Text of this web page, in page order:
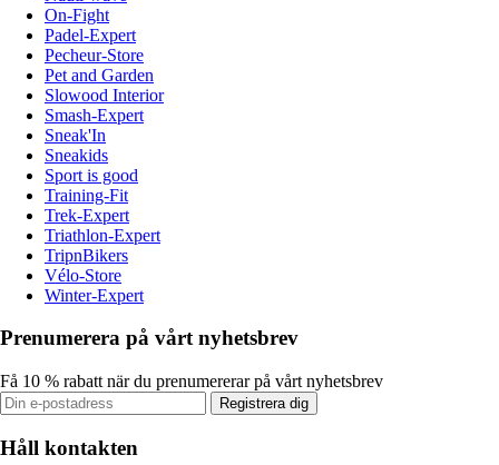
On-Fight
Padel-Expert
Pecheur-Store
Pet and Garden
Slowood Interior
Smash-Expert
Sneak'In
Sneakids
Sport is good
Training-Fit
Trek-Expert
Triathlon-Expert
TripnBikers
Vélo-Store
Winter-Expert
Prenumerera på vårt nyhetsbrev
Få 10 % rabatt när du prenumererar på vårt nyhetsbrev
Registrera dig
Håll kontakten